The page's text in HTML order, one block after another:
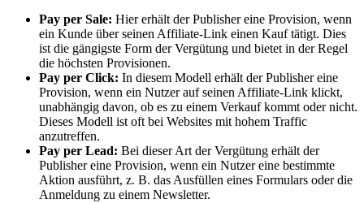
Pay per Sale: Hier erhält der Publisher eine Provision, wenn
ein Kunde über seinen Affiliate-Link einen Kauf tätigt. Dies
ist die gängigste Form der Vergütung und bietet in der Regel
die höchsten Provisionen.
Pay per Click: In diesem Modell erhält der Publisher eine
Provision, wenn ein Nutzer auf seinen Affiliate-Link klickt,
unabhängig davon, ob es zu einem Verkauf kommt oder nicht.
Dieses Modell ist oft bei Websites mit hohem Traffic
anzutreffen.
Pay per Lead: Bei dieser Art der Vergütung erhält der
Publisher eine Provision, wenn ein Nutzer eine bestimmte
Aktion ausführt, z. B. das Ausfüllen eines Formulars oder die
Anmeldung zu einem Newsletter.